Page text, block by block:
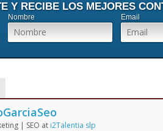
Y RECIBE LOS MEJORES
Nombre Email
| SEO at i2Talentia slp